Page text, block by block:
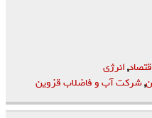
,انرژی
,شرکت آب و فاضلاب قزوین